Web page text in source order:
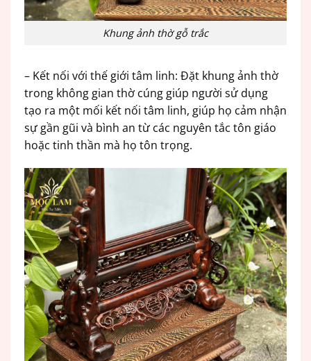
Khung ảnh thờ gỗ trắc
– Kết nối với thế giới tâm linh: Đặt khung ảnh thờ
trong không gian thờ cúng giúp người sử dụng
tạo ra một mối kết nối tâm linh, giúp họ cảm nhận
sự gần gũi và bình an từ các nguyên tắc tôn giáo
hoặc tinh thần mà họ tôn trọng.